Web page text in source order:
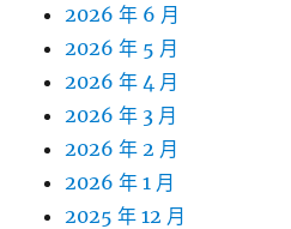
2026 年 6 月
2026 年 5 月
2026 年 4 月
2026 年 3 月
2026 年 2 月
2026 年 1 月
2025 年 12 月